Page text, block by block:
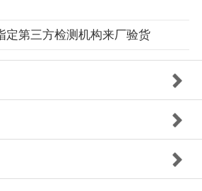
定第三方检测机构来厂验货